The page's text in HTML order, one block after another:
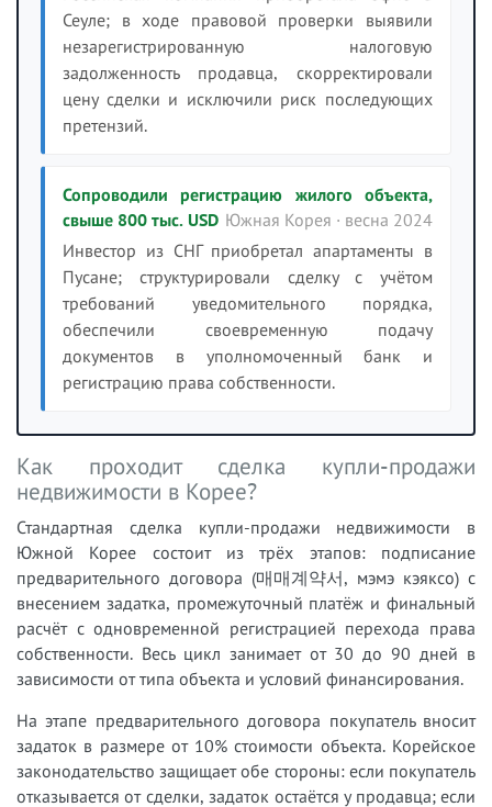
Сеуле; в ходе правовой проверки выявили
незарегистрированную налоговую
задолженность продавца, скорректировали
цену сделки и исключили риск последующих
претензий.
Сопроводили регистрацию жилого объекта,
свыше 800 тыс. USD Южная Корея · весна 2024
Инвестор из СНГ приобретал апартаменты в
Пусане; структурировали сделку с учётом
требований уведомительного порядка,
обеспечили своевременную подачу
документов в уполномоченный банк и
регистрацию права собственности.
Как проходит сделка купли-продажи
недвижимости в Корее?
Стандартная сделка купли-продажи недвижимости в
Южной Корее состоит из трёх этапов: подписание
предварительного договора (매매계약서, мэмэ кэяксо) с
внесением задатка, промежуточный платёж и финальный
расчёт с одновременной регистрацией перехода права
собственности. Весь цикл занимает от 30 до 90 дней в
зависимости от типа объекта и условий финансирования.
На этапе предварительного договора покупатель вносит
задаток в размере от 10% стоимости объекта. Корейское
законодательство защищает обе стороны: если покупатель
отказывается от сделки, задаток остаётся у продавца; если